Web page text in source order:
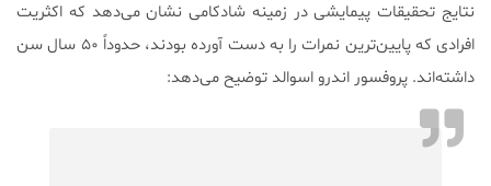
نتایج تحقیقات پیمایشی در زمینه شادکامی نشان می‌دهد که اکثریت
افرادی که پایین‌ترین نمرات را به دست آورده بودند، حدوداً ۵۰ سال سن
داشته‌اند. پروفسور اندرو اسوالد توضیح می‌دهد: